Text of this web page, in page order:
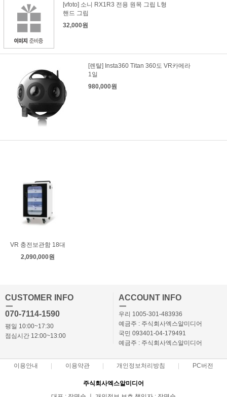
[vfoto] 소니 RX1R3 전용 원목 그립 L형
핸드 그립
32,000원
[렌탈] Insta360 Titan 360도 VR카메라
1일
980,000원
VR 충전보관함 18대
2,090,000원
CUSTOMER INFO
ㅡ
070-7114-1590
평일 10:00~17:30
점심시간 12:00~13:00
ACCOUNT INFO
ㅡ
우리 1005-301-483936
예금주 : 주식회사엑스알미디어
국민 093401-04-179491
예금주 : 주식회사엑스알미디어
이용안내 이용약관 개인정보처리방침 PC버전
주식회사엑스알미디어